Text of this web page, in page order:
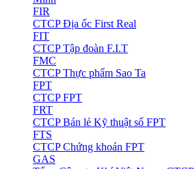
FIR
CTCP Địa ốc First Real
FIT
CTCP Tập đoàn F.I.T
FMC
CTCP Thực phẩm Sao Ta
FPT
CTCP FPT
FRT
CTCP Bán lẻ Kỹ thuật số FPT
FTS
CTCP Chứng khoán FPT
GAS